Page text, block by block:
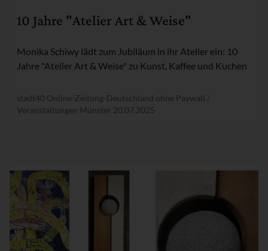
10 Jahre "Atelier Art & Weise"
Monika Schiwy lädt zum Jubiläum in ihr Atelier ein: 10
Jahre "Atelier Art & Weise" zu Kunst, Kaffee und Kuchen
stadt40 Online-Zeitung-Deutschland ohne Paywall /
Veranstaltungen Münster 20.07.2025